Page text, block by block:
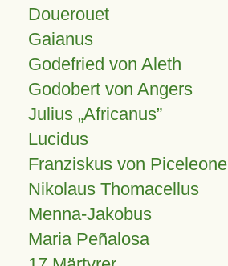
Douerouet
Gaianus
Godefried von Aleth
Godobert von Angers
Julius Africanus
Lucidus
Franziskus von Piceleone
Nikolaus Thomacellus
Menna-Jakobus
Maria Peñalosa